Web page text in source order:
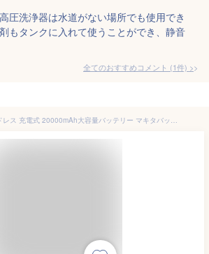
圧洗浄器は水道がない場所でも使用でき
もタンクに入れて使うことができ、静音
全てのおすすめコメント (1件) >
高圧洗浄機 コードレス 充電式 20000mAh大容量バッテリー マキタバッテリー互換 噴射距離10M 自吸式 6in1ノズル 多機能 収納ケース 持ち運び便利 小型 軽量 強力 簡単安全 洗車 掃除 外壁 庭 園芸 階段 家庭用